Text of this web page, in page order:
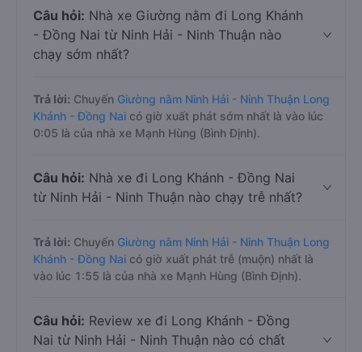
Câu hỏi: Nhà xe Giường nằm đi Long Khánh
- Đồng Nai từ Ninh Hải - Ninh Thuận nào
chạy sớm nhất?
Trả lời: Chuyến Giường nằm Ninh Hải - Ninh Thuận Long
Khánh - Đồng Nai có giờ xuất phát sớm nhất là vào lúc
0:05 là của nhà xe Mạnh Hùng (Bình Định).
Câu hỏi: Nhà xe đi Long Khánh - Đồng Nai
từ Ninh Hải - Ninh Thuận nào chạy trễ nhất?
Trả lời: Chuyến Giường nằm Ninh Hải - Ninh Thuận Long
Khánh - Đồng Nai có giờ xuất phát trễ (muộn) nhất là
vào lúc 1:55 là của nhà xe Mạnh Hùng (Bình Định).
Câu hỏi: Review xe đi Long Khánh - Đồng
Nai từ Ninh Hải - Ninh Thuận nào có chất